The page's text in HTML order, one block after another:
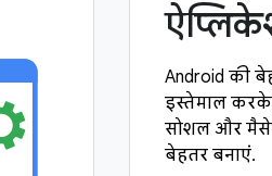
Android की
इस्तेमाल
सोशल और
बेहतर बनाएं.